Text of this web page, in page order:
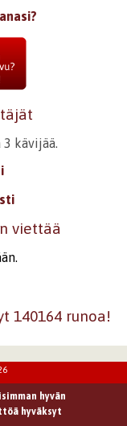
kävijää.
viettää
140164 runoa!
hyvän
hyväksyt